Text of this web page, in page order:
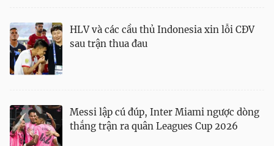
HLV và các cầu thủ Indonesia xin lỗi CĐV
sau trận thua đau
Messi lập cú đúp, Inter Miami ngược dòng
thắng trận ra quân Leagues Cup 2026